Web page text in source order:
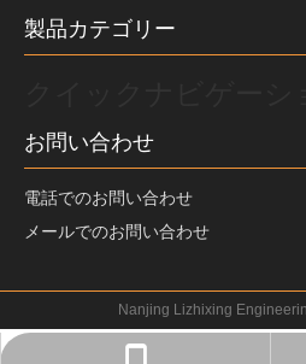
製品カテゴリー
お問い合わせ
電話でのお問い合わせ
メールでのお問い合わせ
Nanjing Lizhixing